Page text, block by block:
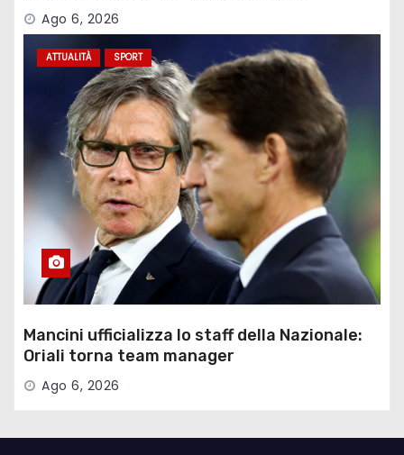
Ago 6, 2026
ATTUALITÀ SPORT
Mancini ufficializza lo staff della Nazionale:
Oriali torna team manager
Ago 6, 2026